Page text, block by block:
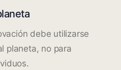
debe utilizarse
planeta, no para